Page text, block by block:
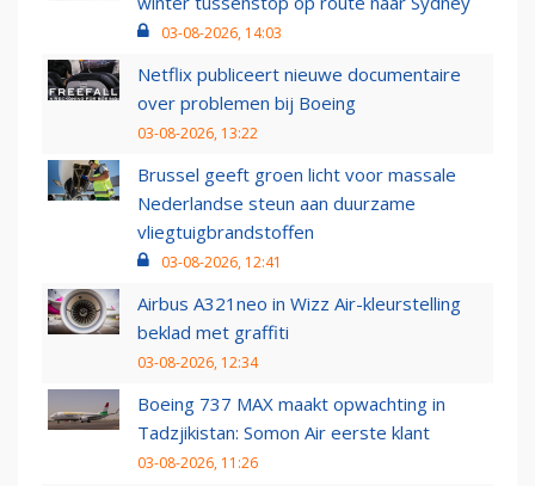
03-08-2026, 14:03
Netflix publiceert nieuwe documentaire
over problemen bij Boeing
03-08-2026, 13:22
Brussel geeft groen licht voor massale
Nederlandse steun aan duurzame
vliegtuigbrandstoffen
03-08-2026, 12:41
Airbus A321neo in Wizz Air-kleurstelling
beklad met graffiti
03-08-2026, 12:34
Boeing 737 MAX maakt opwachting in
Tadzjikistan: Somon Air eerste klant
03-08-2026, 11:26